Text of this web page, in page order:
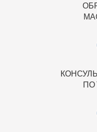
ПО